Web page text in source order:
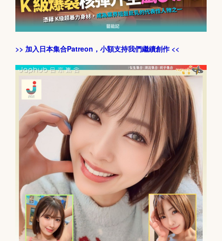
>> 加入日本集合Patreon，小額支持我們繼續創作 <<